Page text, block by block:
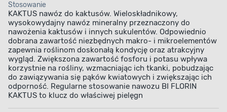
Stosowanie
KAKTUS nawóz do kaktusów. Wieloskładnikowy,
wysokowydajny nawóz mineralny przeznaczony do
nawożenia kaktusów i innych sukulentów. Odpowiednio
dobrana zawartość niezbędnych makro- i mikroelementów
zapewnia roślinom doskonałą kondycję oraz atrakcyjny
wygląd. Zwiększona zawartość fosforu i potasu wpływa
korzystnie na rośliny, wzmacniając ich tkanki, pobudzając
do zawiązywania się pąków kwiatowych i zwiększając ich
odporność. Regularne stosowanie nawozu BI FLORIN
KAKTUS to klucz do właściwej pielęgn